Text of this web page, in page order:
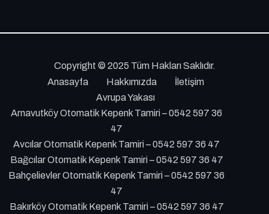
Copyright © 2025 Tüm Hakları Saklıdır.
Anasayfa
Hakkımızda
İletişim
Avrupa Yakası
Arnavutköy Otomatik Kepenk Tamiri – 0542 597 36
47
Avcılar Otomatik Kepenk Tamiri – 0542 597 36 47
Bağcılar Otomatik Kepenk Tamiri – 0542 597 36 47
Bahçelievler Otomatik Kepenk Tamiri – 0542 597 36
47
Bakırköy Otomatik Kepenk Tamiri – 0542 597 36 47